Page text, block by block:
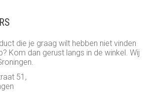
die je graag wilt hebben niet vinden
Kom dan gerust langs in de winkel. Wij
51,